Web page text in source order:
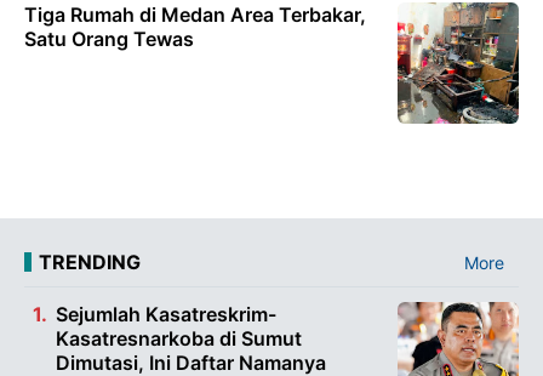
Tiga Rumah di Medan Area Terbakar,
Satu Orang Tewas
TRENDING More
Sejumlah Kasatreskrim-
Kasatresnarkoba di Sumut
Dimutasi, Ini Daftar Namanya